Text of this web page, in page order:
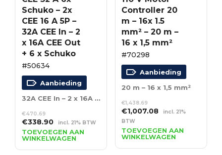
Schuko – 2x
CEE 16 A 5P –
32A CEE In – 2
x 16A CEE Out
+ 6 x Schuko
#50634
Aanbieding
32A CEE In – 2 x 16A CEE Out + 6 x Schuko
€470.69
Oorspronkelijke
prijs
was:
€470.69.
€338.90Huidige
prijs
is:
€338.90.
incl. 21% BTW
TOEVOEGEN AAN
WINKELWAGEN
Controller 20
m – 16x 1.5
mm² – 20 m –
16 x 1,5 mm²
#70298
Aanbieding
20 m – 16 x 1,5 mm²
€1,438.69
Oorspronkelijke
prijs
was:
€1,438.69.
€1,007.08Huidige
is:
€1,007.08.
incl. 21%
BTW
TOEVOEGEN AAN
WINKELWAGEN